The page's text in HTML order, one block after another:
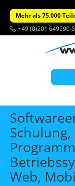
Mehr als 75.000
+49 (0)201 649590-
Start
Web,